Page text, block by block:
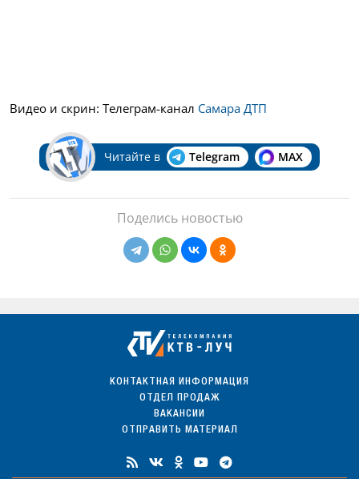
Видео и скрин: Телеграм-канал Самара ДТП
Читайте в Telegram MAX
Поделись новостью
КОНТАКТНАЯ ИНФОРМАЦИЯ
ОТДЕЛ ПРОДАЖ
ВАКАНСИИ
ОТПРАВИТЬ МАТЕРИАЛ